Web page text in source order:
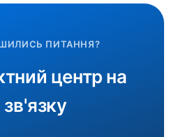
ПИТАННЯ?
центр на
зв'язку